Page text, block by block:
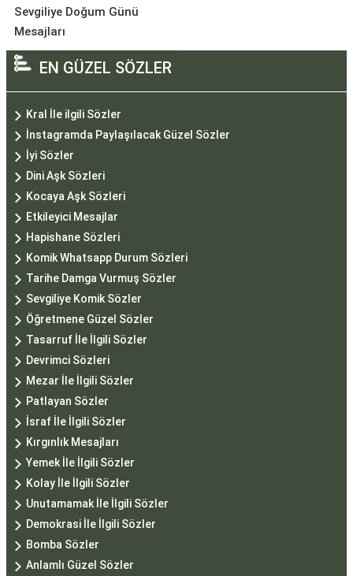
Sevgiliye Doğum Günü
Mesajları
EN GÜZEL SÖZLER
Kral İle ilgili Sözler
İnstagramda Paylaşılacak Güzel Sözler
İyi Sözler
Dini Aşk Sözleri
Kocaya Aşk Sözleri
Etkileyici Mesajlar
Hapishane Sözleri
Komik Whatsapp Durum Sözleri
Tarihe Damga Vurmuş Sözler
Sevgiliye Komik Sözler
Öğretmene Güzel Sözler
Tasarruf İle İlgili Sözler
Devrimci Sözleri
Mezar İle İlgili Sözler
Patlayan Sözler
İsraf İle İlgili Sözler
Kırgınlık Mesajları
Yemek İle İlgili Sözler
Kolay İle İlgili Sözler
Unutamamak İle İlgili Sözler
Demokrasi İle İlgili Sözler
Bomba Sözler
Anlamlı Güzel Sözler